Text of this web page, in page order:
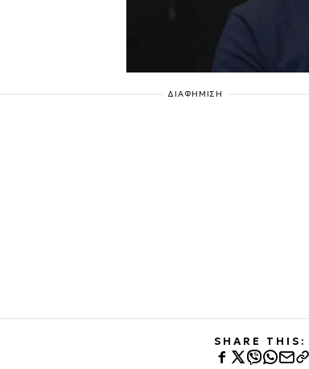
ΔΙΑΦΗΜΙΣΗ
SHARE THIS: